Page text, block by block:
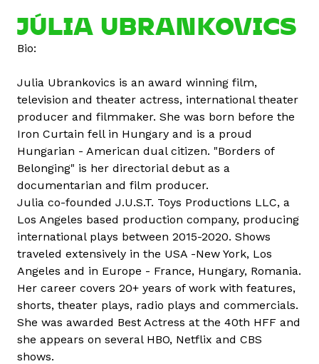
r
a
o
v
i
c
s
J
ú
l
i
a
t
a
r
t
a
l
JÚLIA UBRANKOVICS
Bio:
Julia Ubrankovics is an award winning film,
television and theater actress, international theater
producer and filmmaker. She was born before the
Iron Curtain fell in Hungary and is a proud
Hungarian - American dual citizen. "Borders of
Belonging" is her directorial debut as a
documentarian and film producer.
Julia co-founded J.U.S.T. Toys Productions LLC, a
Los Angeles based production company, producing
international plays between 2015-2020. Shows
traveled extensively in the USA -New York, Los
Angeles and in Europe - France, Hungary, Romania.
Her career covers 20+ years of work with features,
shorts, theater plays, radio plays and commercials.
She was awarded Best Actress at the 40th HFF and
she appears on several HBO, Netflix and CBS
shows.